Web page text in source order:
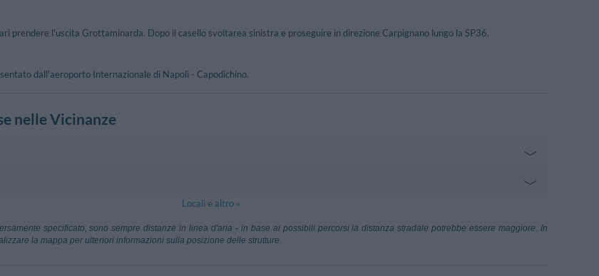
prendere l'uscita Grottaminarda. Dopo il casello svoltarea sinistra e proseguire in direzione Carpignano lungo la SP36.
dall'aeroporto Internazionale di Napoli - Capodichino.
nelle Vicinanze
57.90 km Aeroporto Capodichino 68.99 km
Napoli
Locali e altro »
specificato, sono sempre distanze in linea d'aria - in base ai possibili percorsi la distanza stradale potrebbe essere maggiore. In
la mappa per ulteriori informazioni sulla posizione delle strutture.